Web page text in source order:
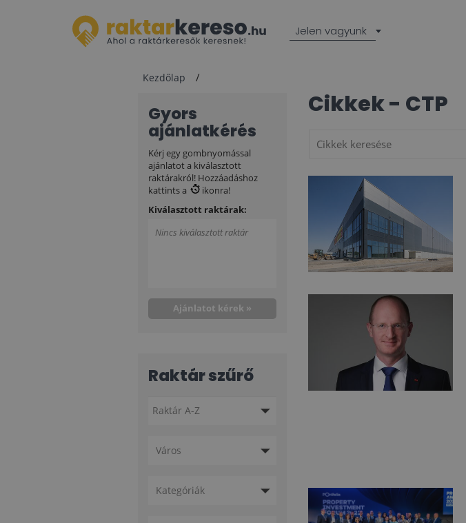
Jelen vagyunk
Kezdőlap
Gyors
ajánlatkérés
Kérj egy gombnyomással
ajánlatot a kiválasztott
raktárakról! Hozzáadáshoz
kattints a
ikonra!
Kiválasztott raktárak:
Nincs kiválasztott raktár
Ajánlatot kérek »
Raktár szűrő
Város
Kategóriák
Cikkek - CTP